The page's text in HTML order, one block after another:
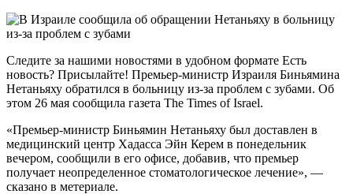
Следите за нашими новостями в удобном формате Есть
новость? Присылайте! Премьер-министр Израиля Биньямина
Нетаньяху обратился в больницу из-за проблем с зубами. Об
этом 26 мая сообщила газета The Times of Israel.
«Премьер-министр Биньямин Нетаньяху был доставлен в
медицинский центр Хадасса Эйн Керем в понедельник
вечером, сообщили в его офисе, добавив, что премьер
получает неопределенное стоматологическое лечение», —
сказано в метериале.